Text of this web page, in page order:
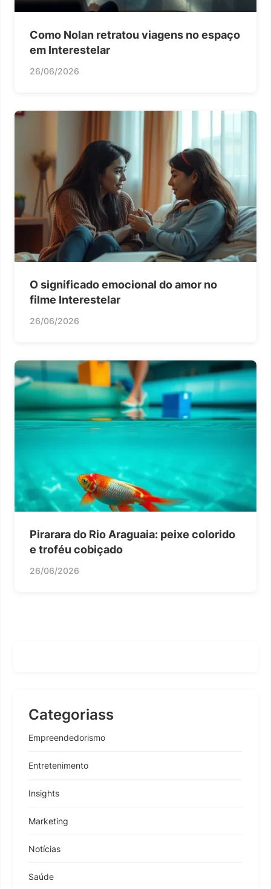
Como Nolan retratou viagens no espaço
em Interestelar
26/06/2026
O significado emocional do amor no
filme Interestelar
26/06/2026
Pirarara do Rio Araguaia: peixe colorido
e troféu cobiçado
26/06/2026
Categoriass
Empreendedorismo
Entretenimento
Insights
Marketing
Notícias
Saúde